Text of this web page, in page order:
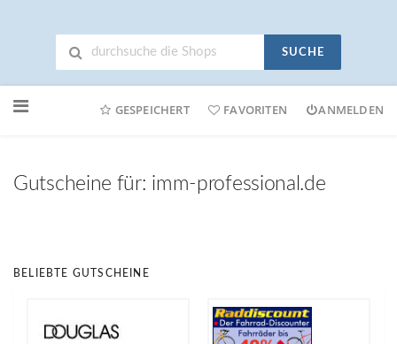
SUCHE
Online-
GESPEICHERT FAVORITEN ANMELDEN
Gutscheine für: imm-professional.de
BELIEBTE GUTSCHEINE